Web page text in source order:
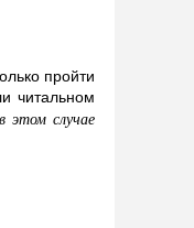
пройти
читальном
в этом случае